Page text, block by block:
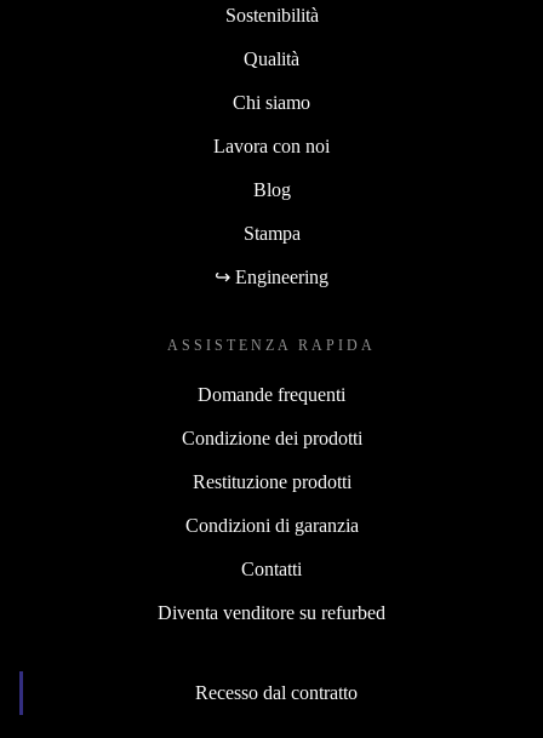
Sostenibilità
Qualità
Chi siamo
Lavora con noi
Blog
Stampa
↪ Engineering
ASSISTENZA RAPIDA
Domande frequenti
Condizione dei prodotti
Restituzione prodotti
Condizioni di garanzia
Contatti
Diventa venditore su refurbed
Recesso dal contratto